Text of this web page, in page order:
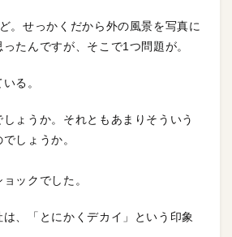
。せっかくだから外の風景を写真に
たんですが、そこで1つ問題が。
る。
ょうか。それともあまりそういう
しょうか。
ックでした。
、「とにかくデカイ」という印象